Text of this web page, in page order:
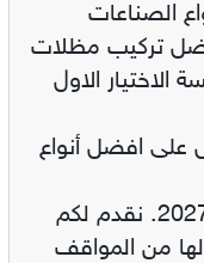
الصناعات
تركيب مظلات
الاول
افضل أنواع
اسعار مظلات السيارات 2026 – 2027. نقدم لكم
من المواقف